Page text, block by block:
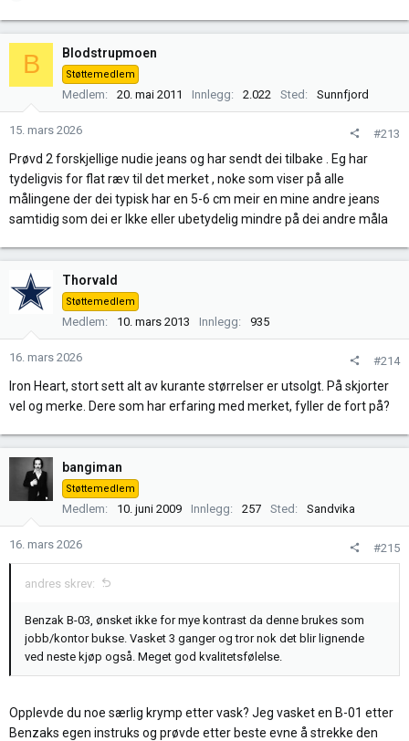
k
s
e
r
:
B Blodstrupmoen
Støttemedlem
Medlem 20. mai 2011 Innlegg 2.022 Sted Sunnfjord
15. mars 2026 #213
Prøvd 2 forskjellige nudie jeans og har sendt dei tilbake . Eg har
tydeligvis for flat ræv til det merket , noke som viser på alle
målingene der dei typisk har en 5-6 cm meir en mine andre jeans
samtidig som dei er lkke eller ubetydelig mindre på dei andre måla
Thorvald
Støttemedlem
Medlem 10. mars 2013 Innlegg 935
16. mars 2026 #214
Iron Heart, stort sett alt av kurante størrelser er utsolgt. På skjorter
vel og merke. Dere som har erfaring med merket, fyller de fort på?
bangiman
Støttemedlem
Medlem 10. juni 2009 Innlegg 257 Sted Sandvika
16. mars 2026 #215
andres skrev:
Benzak B-03, ønsket ikke for mye kontrast da denne brukes som
jobb/kontor bukse. Vasket 3 ganger og tror nok det blir lignende
ved neste kjøp også. Meget god kvalitetsfølelse.
Opplevde du noe særlig krymp etter vask? Jeg vasket en B-01 etter
Benzaks egen instruks og prøvde etter beste evne å strekke den